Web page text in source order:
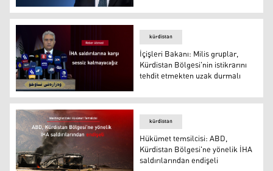
Hoşyar Zebari, Irak'ı Kürdistan Bölgesi'ne yönelik
İçişleri Bakanı: Milis gruplar, Kürdistan Bölgesi'nin
kürdistan
İçişleri Bakanı: Milis gruplar,
Kürdistan Bölgesi'nin istikrarını
tehdit etmekten uzak durmalı
kürdistan
Hükümet temsilcisi: ABD,
Kürdistan Bölgesi'ne yönelik İHA
saldırılarından endişeli